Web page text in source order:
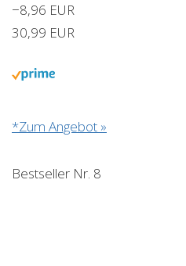
−8,96 EUR
30,99 EUR
*Zum Angebot »
Bestseller Nr. 8